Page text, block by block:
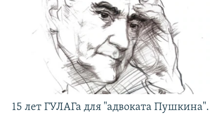
15 лет ГУЛАГа для "адвоката Пушкина".